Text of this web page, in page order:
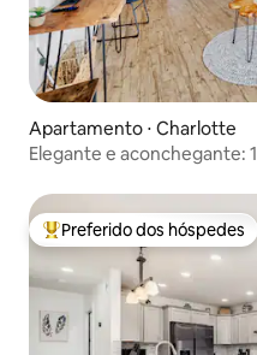
Apartamento ⋅ Charlotte
Elegante e aconchegante:
Entre os melhores
Preferido dos hóspedes